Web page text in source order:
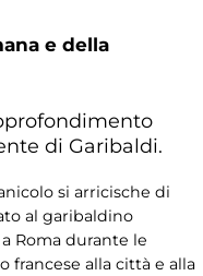
e della
di Garibaldi.
si arricische di
al garibaldino
Roma durante le
francese alla città e alla